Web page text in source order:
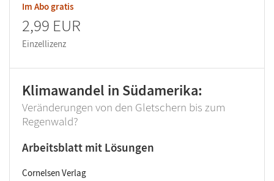
Im Abo gratis
2,99 EUR
Einzellizenz
Klimawandel in Südamerika:
Veränderungen von den Gletschern bis zum
Regenwald?
Arbeitsblatt mit Lösungen
Cornelsen Verlag